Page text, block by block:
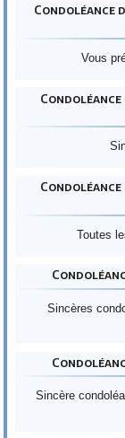
Condoléance
Vous
Condoléance
Condoléance
Toutes
Sincères
Sincère